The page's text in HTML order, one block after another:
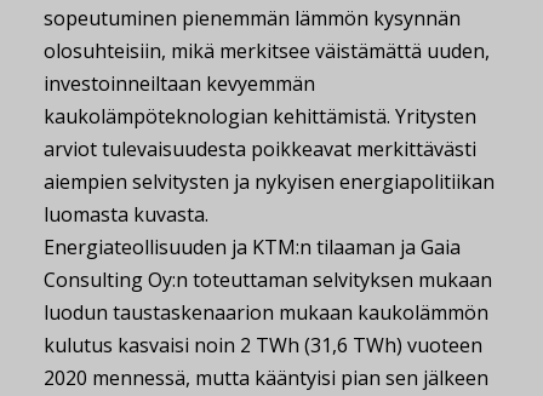
sopeutuminen pienemmän lämmön kysynnän
olosuhteisiin, mikä merkitsee väistämättä uuden,
investoinneiltaan kevyemmän
kaukolämpöteknologian kehittämistä. Yritysten
arviot tulevaisuudesta poikkeavat merkittävästi
aiempien selvitysten ja nykyisen energiapolitiikan
luomasta kuvasta.
Energiateollisuuden ja KTM:n tilaaman ja Gaia
Consulting Oy:n toteuttaman selvityksen mukaan
luodun taustaskenaarion mukaan kaukolämmön
kulutus kasvaisi noin 2 TWh (31,6 TWh) vuoteen
2020 mennessä, mutta kääntyisi pian sen jälkeen